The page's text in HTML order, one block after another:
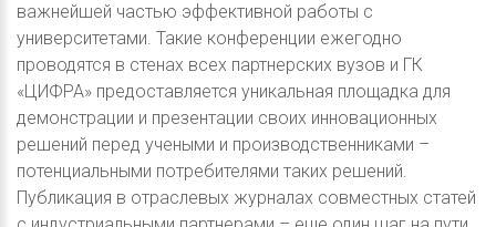
важнейшей частью эффективной работы с
университетами. Такие конференции ежегодно
проводятся в стенах всех партнерских вузов и ГК
«ЦИФРА» предоставляется уникальная площадка для
демонстрации и презентации своих инновационных
решений перед учеными и производственниками –
потенциальными потребителями таких решений.
Публикация в отраслевых журналах совместных статей